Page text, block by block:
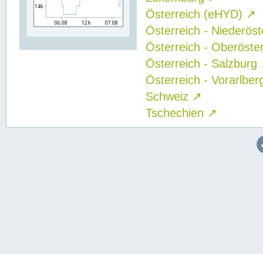
Österreich (eHYD) ↗
Österreich -
Österreich -
Österreich - Salzburg
Österreich -
Schweiz ↗
Tschechien ↗